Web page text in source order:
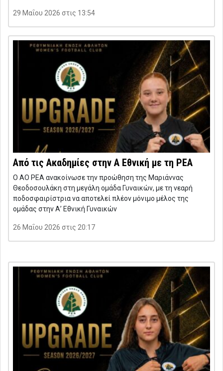
29 Μαΐου 2026 στις 13:54
Από τις Ακαδημίες στην Α Εθνική με τη ΡΕΑ
Ο ΑΟ ΡΕΑ ανακοίνωσε την προώθηση της Μαριάννας
Θεοδοσουλάκη στη μεγάλη ομάδα Γυναικών, με τη νεαρή
ποδοσφαιρίστρια να αποτελεί πλέον μόνιμο μέλος της
ομάδας στην Α’ Εθνική Γυναικών
26 Μαΐου 2026 στις 20:17